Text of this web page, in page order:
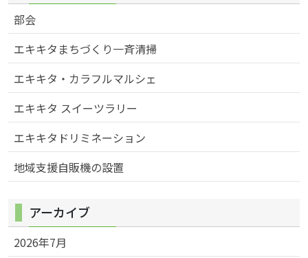
部会
エキキタまちづくり一斉清掃
エキキタ・カラフルマルシェ
エキキタ スイーツラリー
エキキタドリミネーション
地域支援自販機の設置
アーカイブ
2026年7月